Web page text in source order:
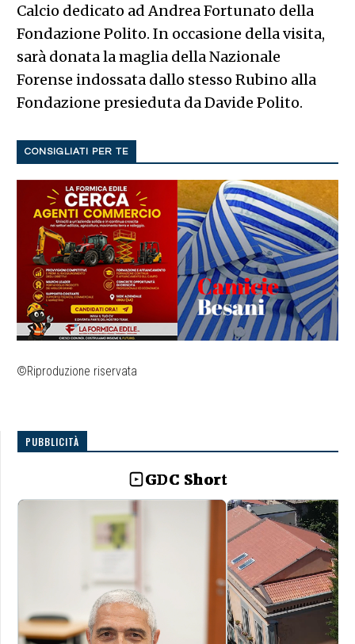
Calcio dedicato ad Andrea Fortunato della
Fondazione Polito. In occasione della visita,
sarà donata la maglia della Nazionale
Forense indossata dallo stesso Rubino alla
Fondazione presieduta da Davide Polito.
CONSIGLIATI PER TE
©Riproduzione riservata
PUBBLICITÀ
GDC Short